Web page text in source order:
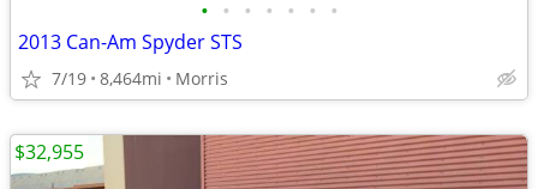
• • • • • • •
2013 Can-Am Spyder STS
7/19 8,464mi Morris
$32,955